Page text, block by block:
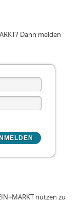
Dann melden
nutzen zu